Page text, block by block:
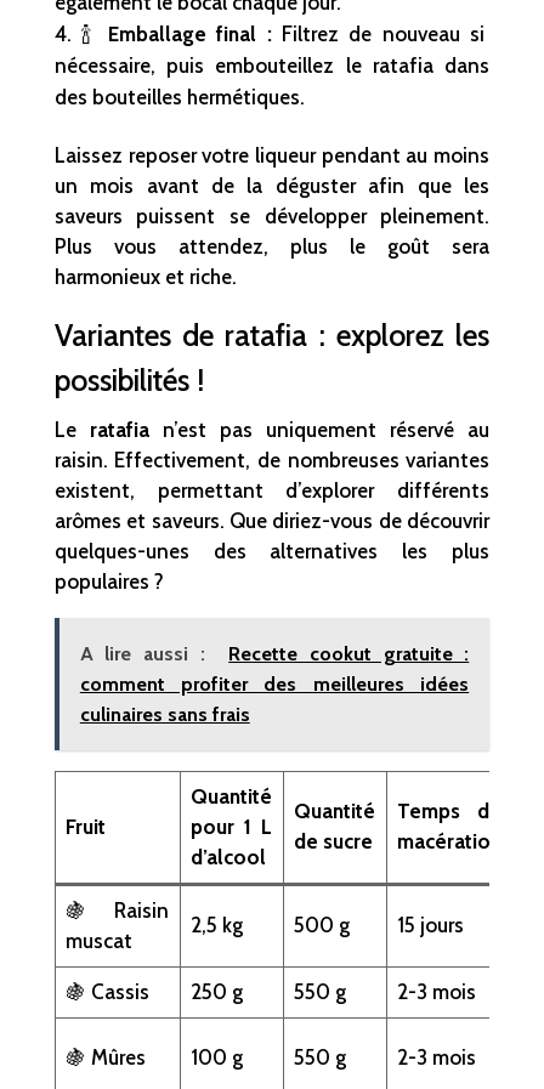
🍾 Emballage final :Filtrez de nouveau si
nécessaire, puis embouteillez le ratafia dans
des bouteilles hermétiques.
Laissez reposer votre liqueur pendant au moins
un mois avant de la déguster afin que les
saveurs puissent se développer pleinement.
Plus vous attendez, plus le goût sera
harmonieux et riche.
Variantes de ratafia : explorez les
possibilités !
Le ratafian’est pas uniquement réservé au
raisin. Effectivement, de nombreuses variantes
existent, permettant d’explorer différents
arômes et saveurs. Que diriez-vous de découvrir
quelques-unes des alternatives les plus
populaires ?
A lire aussi :
Recette cookut gratuite :
comment profiter des meilleures idées
culinaires sans frais
Fruit
Quantité
pour 1 L
d’alcool
Quantité
de sucre
Temps de
macération
🍇 Raisin
muscat
2,5 kg 500 g 15 jours
🍇 Cassis 250 g 550 g 2-3 mois
🍇 Mûres 100 g 550 g 2-3 mois